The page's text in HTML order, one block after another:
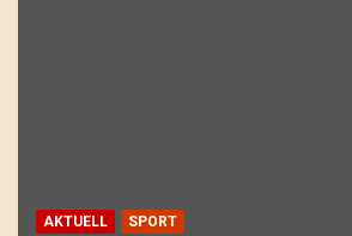
AKTUELL SPORT